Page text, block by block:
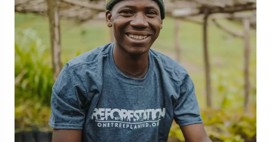
Rahmenbreite:135mm Breite der Brücke:
Breite der Linse:52 mm Höhe der Linse:39 mm